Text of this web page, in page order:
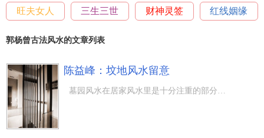
旺夫女人 三生三世 财神灵签 红线姻缘
郭杨曾古法风水的文章列表
陈益峰：坟地风水留意
墓园风水在居家风水里是十分注重的部分，墓园风水优劣，都是危害到家中的关联和亲人的运程。尤其乡村，哪家